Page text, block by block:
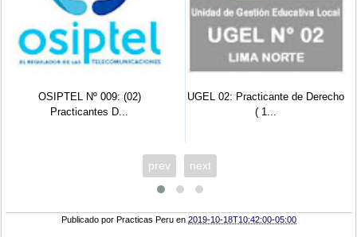
OSIPTEL Nº 009: (02)
Practicantes D...
UGEL 02: Practicante de Derecho
( 1...
prev next
Publicado por Practicas Peru en2019-10-18T10:42:00-05:00